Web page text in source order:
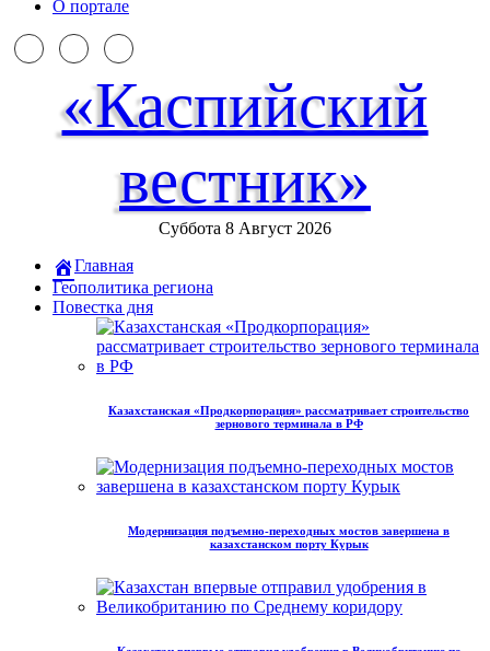
О портале
«Каспийский
вестник»
Суббота 8 Август 2026
Главная
Геополитика региона
Повестка дня
Казахстанская «Продкорпорация» рассматривает строительство
зернового терминала в РФ
Модернизация подъемно-переходных мостов завершена в
казахстанском порту Курык